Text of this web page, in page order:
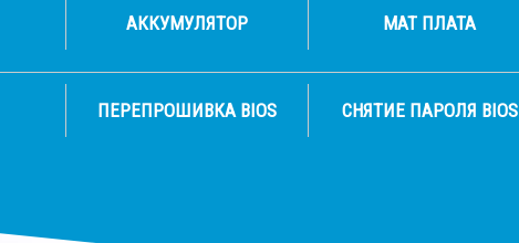
АККУМУЛЯТОР МАТ ПЛАТА
ПЕРЕПРОШИВКА BIOS СНЯТИЕ ПАРОЛЯ BIOS